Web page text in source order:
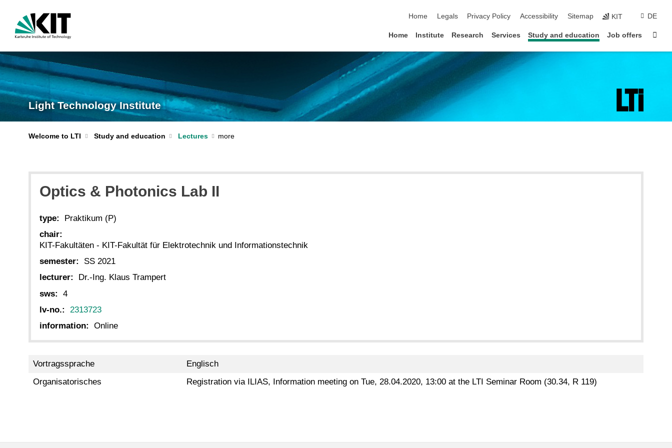
Home
Legals Privacy Policy Accessibility Sitemap KIT DE
Home Institute Research Services Study and education Job offers
Light Technology Institute
Welcome to LTI Study and education Lectures
Optics & Photonics Lab II
type:
Praktikum (P)
chair:
KIT-Fakultäten - KIT-Fakultät für Elektrotechnik und Informationstechnik
semester:
SS 2021
lecturer:
Dr.-Ing. Klaus Trampert
sws:
4
lv-no.:
2313723
information:
Online
Vortragssprache
Englisch
Organisatorisches
Registration via ILIAS, Information meeting on Tue, 28.04.2020, 13:00 at the LTI Seminar Room (30.34, R 119)